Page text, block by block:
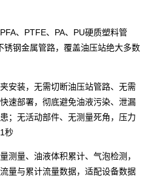
、PTFE、PA、PU硬质塑料管
锈钢金属管路，覆盖油压站绝大多数
安装，无需切断油压站管路、无需
速部署，彻底避免油液污染、泄漏
；无活动部件、无测量死角，压力
秒
测量、油液体积累计、气泡检测，
量与累计流量数据，适配设备数据